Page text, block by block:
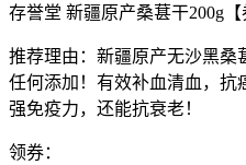
存誉堂 新疆原产桑葚干200g【
推荐理由：新疆原产无沙黑桑
任何添加！有效补血清血，抗
强免疫力，还能抗衰老！
领券：